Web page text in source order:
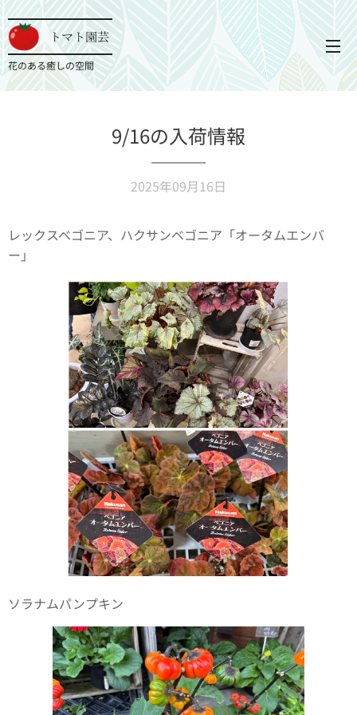
トマト園芸
花のある癒しの空間
9/16の入荷情報
2025年09月16日
レックスベゴニア、ハクサンベゴニア「オータムエンバ
ー」
ソラナムパンプキン🎃